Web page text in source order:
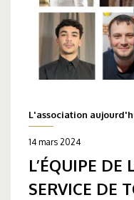
L'association
14 mars 2024
L’ÉQUIPE DE
SERVICE DE